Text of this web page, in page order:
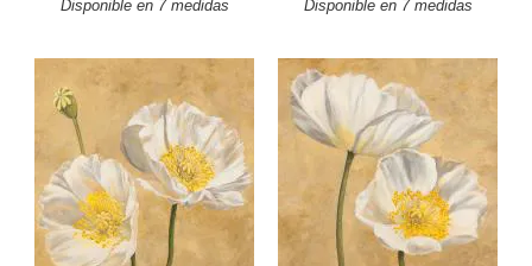
Disponible en 7 medidas
Disponible en 7 medidas